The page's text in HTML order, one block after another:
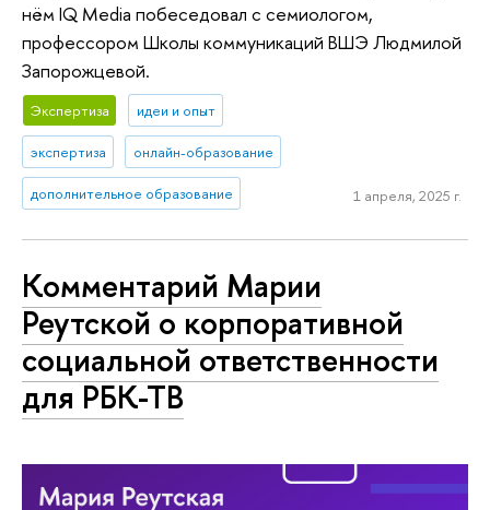
нём IQ Media побеседовал с семиологом,
профессором Школы коммуникаций ВШЭ Людмилой
Запорожцевой.
Экспертиза идеи и опыт
экспертиза онлайн-образование
дополнительное образование 1 апреля, 2025 г.
Комментарий Марии
Реутской о корпоративной
социальной ответственности
для РБК-ТВ